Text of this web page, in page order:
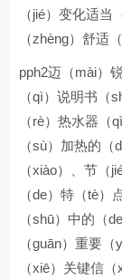
（jié）变化适
（zhèng）舒适
pph2迈（mài）
（qì）说明书（
（rè）热水器
（sù）加热的
（xiào）、节（
（de）特（tè
（shū）中的（
（guān）重要
（xiē）关键信